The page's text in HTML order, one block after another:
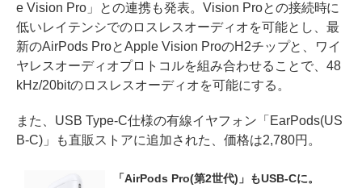
e Vision Pro」との連携も発表。Vision Proとの接続時に
低いレイテンシでのロスレスオーディオを可能とし、最
新のAirPods ProとApple Vision ProのH2チップと、ワイ
ヤレスオーディオプロトコルを組み合わせることで、48
kHz/20bitのロスレスオーディオを可能にする。
また、USB Type-C仕様の有線イヤフォン「EarPods(US
B-C)」も直販ストアに追加された、価格は2,780円。
「AirPods Pro(第2世代)」もUSB-Cに。